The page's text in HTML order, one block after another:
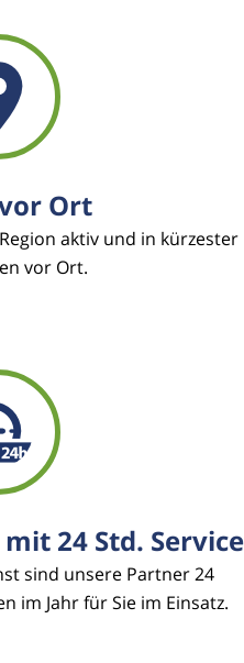
Ort
aktiv und in kürzester
vor Ort.
24 Std. Service
sind unsere Partner 24
im Jahr für Sie im Einsatz.